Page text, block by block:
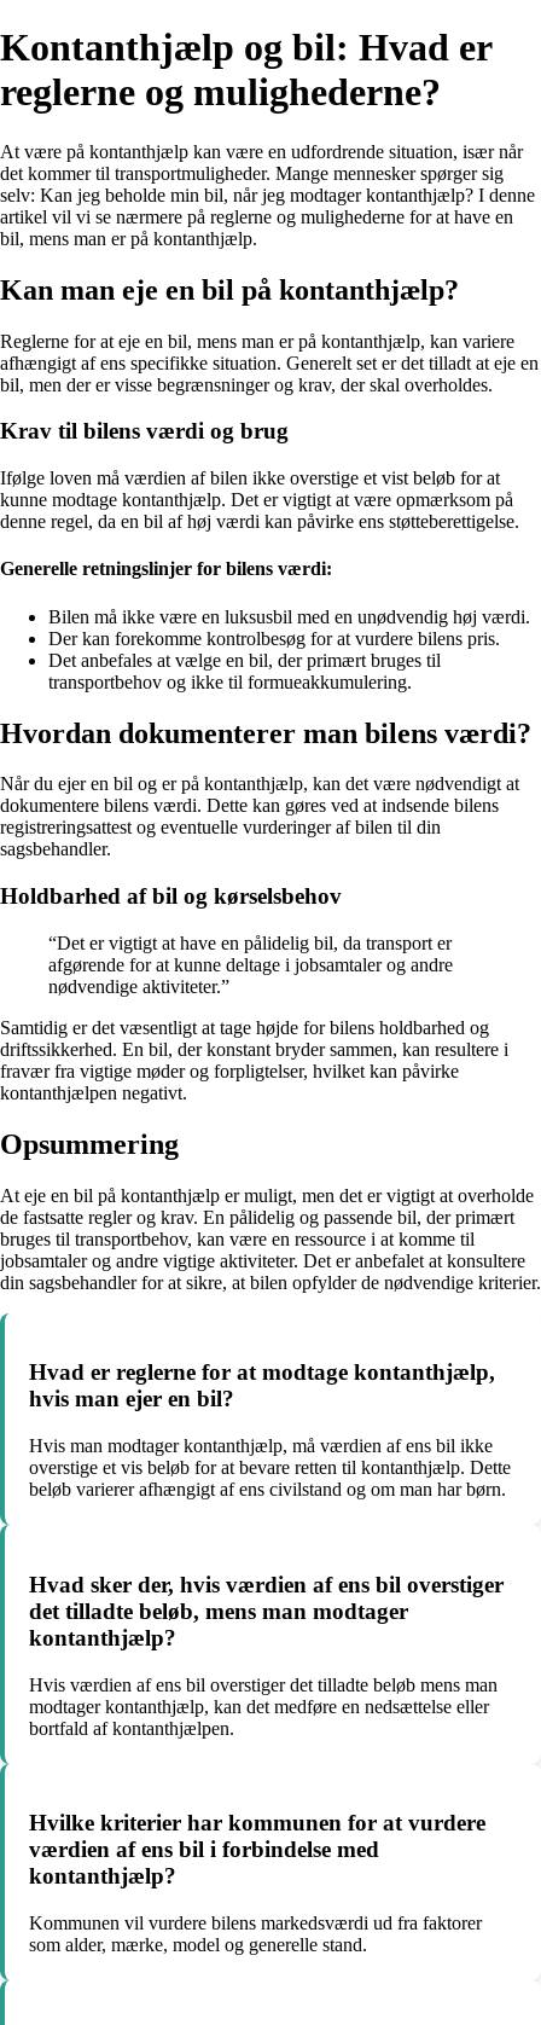
Kontanthjælp og bil: Hvad er
reglerne og mulighederne?
At være på kontanthjælp kan være en udfordrende situation, især når
det kommer til transportmuligheder. Mange mennesker spørger sig
selv: Kan jeg beholde min bil, når jeg modtager kontanthjælp? I denne
artikel vil vi se nærmere på reglerne og mulighederne for at have en
bil, mens man er på kontanthjælp.
Kan man eje en bil på kontanthjælp?
Reglerne for at eje en bil, mens man er på kontanthjælp, kan variere
afhængigt af ens specifikke situation. Generelt set er det tilladt at eje en
bil, men der er visse begrænsninger og krav, der skal overholdes.
Krav til bilens værdi og brug
Ifølge loven må værdien af bilen ikke overstige et vist beløb for at
kunne modtage kontanthjælp. Det er vigtigt at være opmærksom på
denne regel, da en bil af høj værdi kan påvirke ens støtteberettigelse.
Generelle retningslinjer for bilens værdi:
Bilen må ikke være en luksusbil med en unødvendig høj værdi.
Der kan forekomme kontrolbesøg for at vurdere bilens pris.
Det anbefales at vælge en bil, der primært bruges til
transportbehov og ikke til formueakkumulering.
Hvordan dokumenterer man bilens værdi?
Når du ejer en bil og er på kontanthjælp, kan det være nødvendigt at
dokumentere bilens værdi. Dette kan gøres ved at indsende bilens
registreringsattest og eventuelle vurderinger af bilen til din
sagsbehandler.
Holdbarhed af bil og kørselsbehov
“Det er vigtigt at have en pålidelig bil, da transport er
afgørende for at kunne deltage i jobsamtaler og andre
nødvendige aktiviteter.”
Samtidig er det væsentligt at tage højde for bilens holdbarhed og
driftssikkerhed. En bil, der konstant bryder sammen, kan resultere i
fravær fra vigtige møder og forpligtelser, hvilket kan påvirke
kontanthjælpen negativt.
Opsummering
At eje en bil på kontanthjælp er muligt, men det er vigtigt at overholde
de fastsatte regler og krav. En pålidelig og passende bil, der primært
bruges til transportbehov, kan være en ressource i at komme til
jobsamtaler og andre vigtige aktiviteter. Det er anbefalet at konsultere
din sagsbehandler for at sikre, at bilen opfylder de nødvendige kriterier.
Hvad er reglerne for at modtage kontanthjælp,
hvis man ejer en bil?
Hvis man modtager kontanthjælp, må værdien af ens bil ikke
overstige et vis beløb for at bevare retten til kontanthjælp. Dette
beløb varierer afhængigt af ens civilstand og om man har børn.
Hvad sker der, hvis værdien af ens bil overstiger
det tilladte beløb, mens man modtager
kontanthjælp?
Hvis værdien af ens bil overstiger det tilladte beløb mens man
modtager kontanthjælp, kan det medføre en nedsættelse eller
bortfald af kontanthjælpen.
Hvilke kriterier har kommunen for at vurdere
værdien af ens bil i forbindelse med
kontanthjælp?
Kommunen vil vurdere bilens markedsværdi ud fra faktorer
som alder, mærke, model og generelle stand.